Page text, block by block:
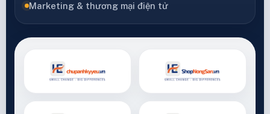
Marketing & thương mại điện tử